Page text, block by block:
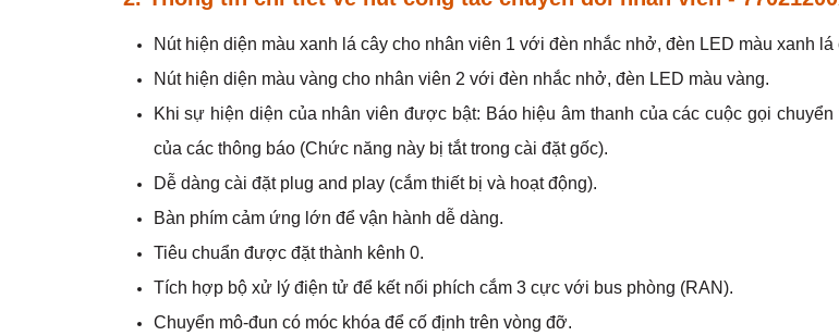
Nút hiện diện màu xanh lá cây cho nhân viên 1 với đèn nhắc nhở, đèn LED màu xanh lá
Nút hiện diện màu vàng cho nhân viên 2 với đèn nhắc nhở, đèn LED màu vàng.
Khi sự hiện diện của nhân viên được bật: Báo hiệu âm thanh của các cuộc gọi
của các thông báo (Chức năng này bị tắt trong cài đặt gốc).
Dễ dàng cài đặt plug and play (cắm thiết bị và hoạt động).
Bàn phím cảm ứng lớn để vận hành dễ dàng.
Tiêu chuẩn được đặt thành kênh 0.
Tích hợp bộ xử lý điện tử để kết nối phích cắm 3 cực với bus phòng (RAN).
Chuyển mô-đun có móc khóa để cố định trên vòng đỡ.